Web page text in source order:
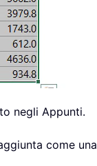
negli Appunti.
come